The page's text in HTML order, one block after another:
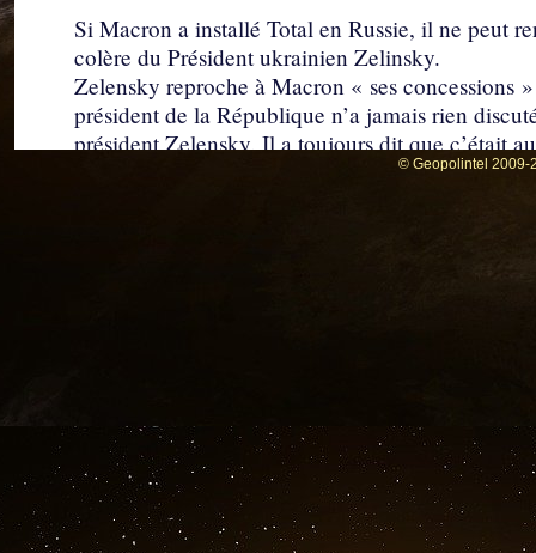
Si Macron a installé Total en Russie, il ne peut
colère du Président ukrainien Zelinsky.
Zelensky reproche à Macron « ses concessions
président de la République n’a jamais rien
président Zelensky. Il a toujours dit que c’était
Sur FranceInfo ce matin, Bruno Le Maire
géants français TotalEnergies et Engie
« problème de principe à travailler avec toute
du pouvoir russe ».
© Geopolintel 2009-